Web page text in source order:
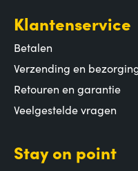
Klantenservice
Betalen
Verzending en
Retouren en garantie
Veelgestelde vragen
Stay on point